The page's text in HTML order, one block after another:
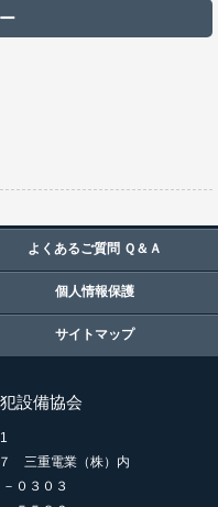
よくあるご質問 Ｑ＆Ａ
個人情報保護
サイトマップ
設備協会
三重電業（株）内
０３０３